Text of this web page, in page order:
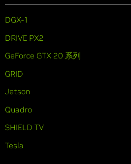
DGX-1
DRIVE PX2
GeForce GTX 20 系列
GRID
Jetson
Quadro
SHIELD TV
Tesla